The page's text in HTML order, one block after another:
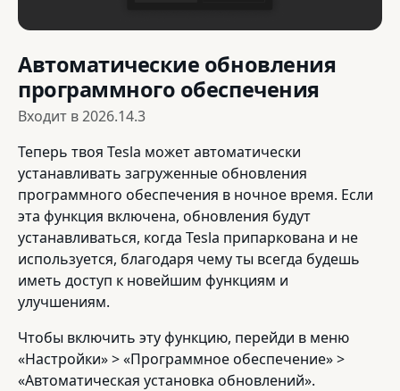
Автоматические обновления
программного обеспечения
Входит в2026.14.3
Теперь твоя Tesla может автоматически
устанавливать загруженные обновления
программного обеспечения в ночное время. Если
эта функция включена, обновления будут
устанавливаться, когда Tesla припаркована и не
используется, благодаря чему ты всегда будешь
иметь доступ к новейшим функциям и
улучшениям.
Чтобы включить эту функцию, перейди в меню
«Настройки» > «Программное обеспечение» >
«Автоматическая установка обновлений».